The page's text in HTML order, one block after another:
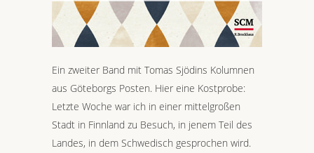
Ein zweiter Band mit Tomas Sjödins Kolumnen
aus Göteborgs Posten. Hier eine Kostprobe:
Letzte Woche war ich in einer mittelgroßen
Stadt in Finnland zu Besuch, in jenem Teil des
Landes, in dem Schwedisch gesprochen wird.